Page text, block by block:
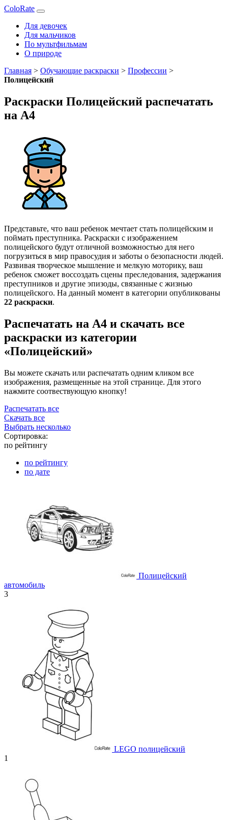
ColoRate
Для девочек
Для мальчиков
По мультфильмам
О природе
Главная > Обучающие раскраски > Профессии >
Полицейский
Раскраски Полицейский распечатать
на А4
Представьте, что ваш ребенок мечтает стать полицейским и
поймать преступника. Раскраски с изображением
полицейского будут отличной возможностью для него
погрузиться в мир правосудия и заботы о безопасности людей.
Развивая творческое мышление и мелкую моторику, ваш
ребенок сможет воссоздать сцены преследования, задержания
преступников и другие эпизоды, связанные с жизнью
полицейского. На данный момент в категории опубликованы
22 раскраски.
Распечатать на А4 и скачать все
раскраски из категории
«Полицейский»
Вы можете скачать или распечатать одним кликом все
изображения, размещенные на этой странице. Для этого
нажмите соотвествующую кнопку!
Распечатать все
Скачать все
Выбрать несколько
Сортировка:
по рейтингу
по рейтингу
по дате
Полицейский
автомобиль
3
LEGO полицейский
1